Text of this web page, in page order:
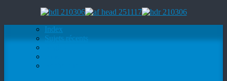
Index
Sujets récents